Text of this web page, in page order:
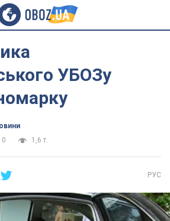
УБОЗу
1,6 т.
РУС